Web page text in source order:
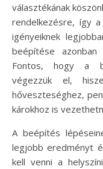
választékának
rendelkezésre, így
igényeiknek
beépítése
Fontos, hogy a
végezzük el,
hőveszteséghez,
károkhoz is
A beépítés
legjobb eredményt
kell venni a